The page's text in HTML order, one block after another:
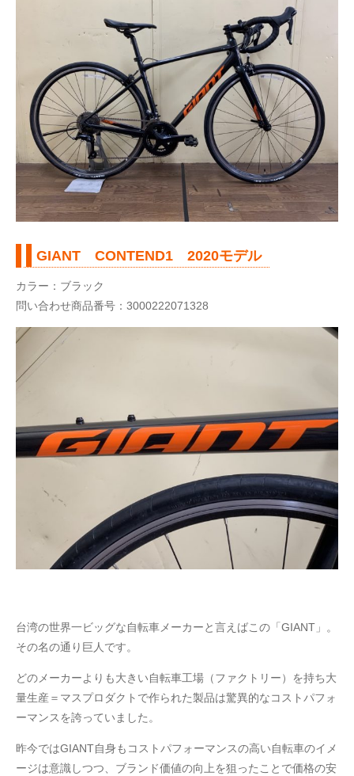
GIANT CONTEND1 2020モデル
カラー：ブラック
問い合わせ商品番号：3000222071328
台湾の世界一ビッグな自転車メーカーと言えばこの「GIANT」。
その名の通り巨人です。
どのメーカーよりも大きい自転車工場（ファクトリー）を持ち大
量生産＝マスプロダクトで作られた製品は驚異的なコストパフォ
ーマンスを誇っていました。
昨今ではGIANT自身もコストパフォーマンスの高い自転車のイメ
ージは意識しつつ、ブランド価値の向上を狙ったことで価格の安